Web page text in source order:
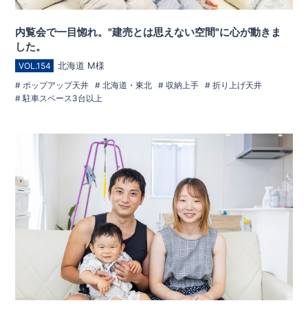
内覧会で一目惚れ。"建売とは思えない空間"に心が動きま
した。
VOL.154 北海道 M様
ポップアップ天井 北海道・東北 収納上手
折り上げ天井
駐車スペース3台以上